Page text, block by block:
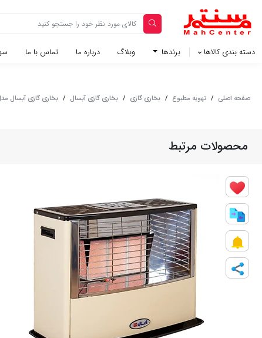
دسته بندی کالاها برندها وبلاگ‌ درباره ما تماس با ما
صفحه اصلی / تهویه مطبوع / بخاری گازی / بخاری گازی آبسال / بخاری گازی آبسال مدل 405 -
محصولات مرتبط